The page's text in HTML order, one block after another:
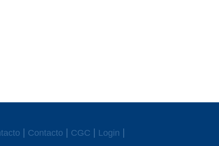
Contacto CGC Login